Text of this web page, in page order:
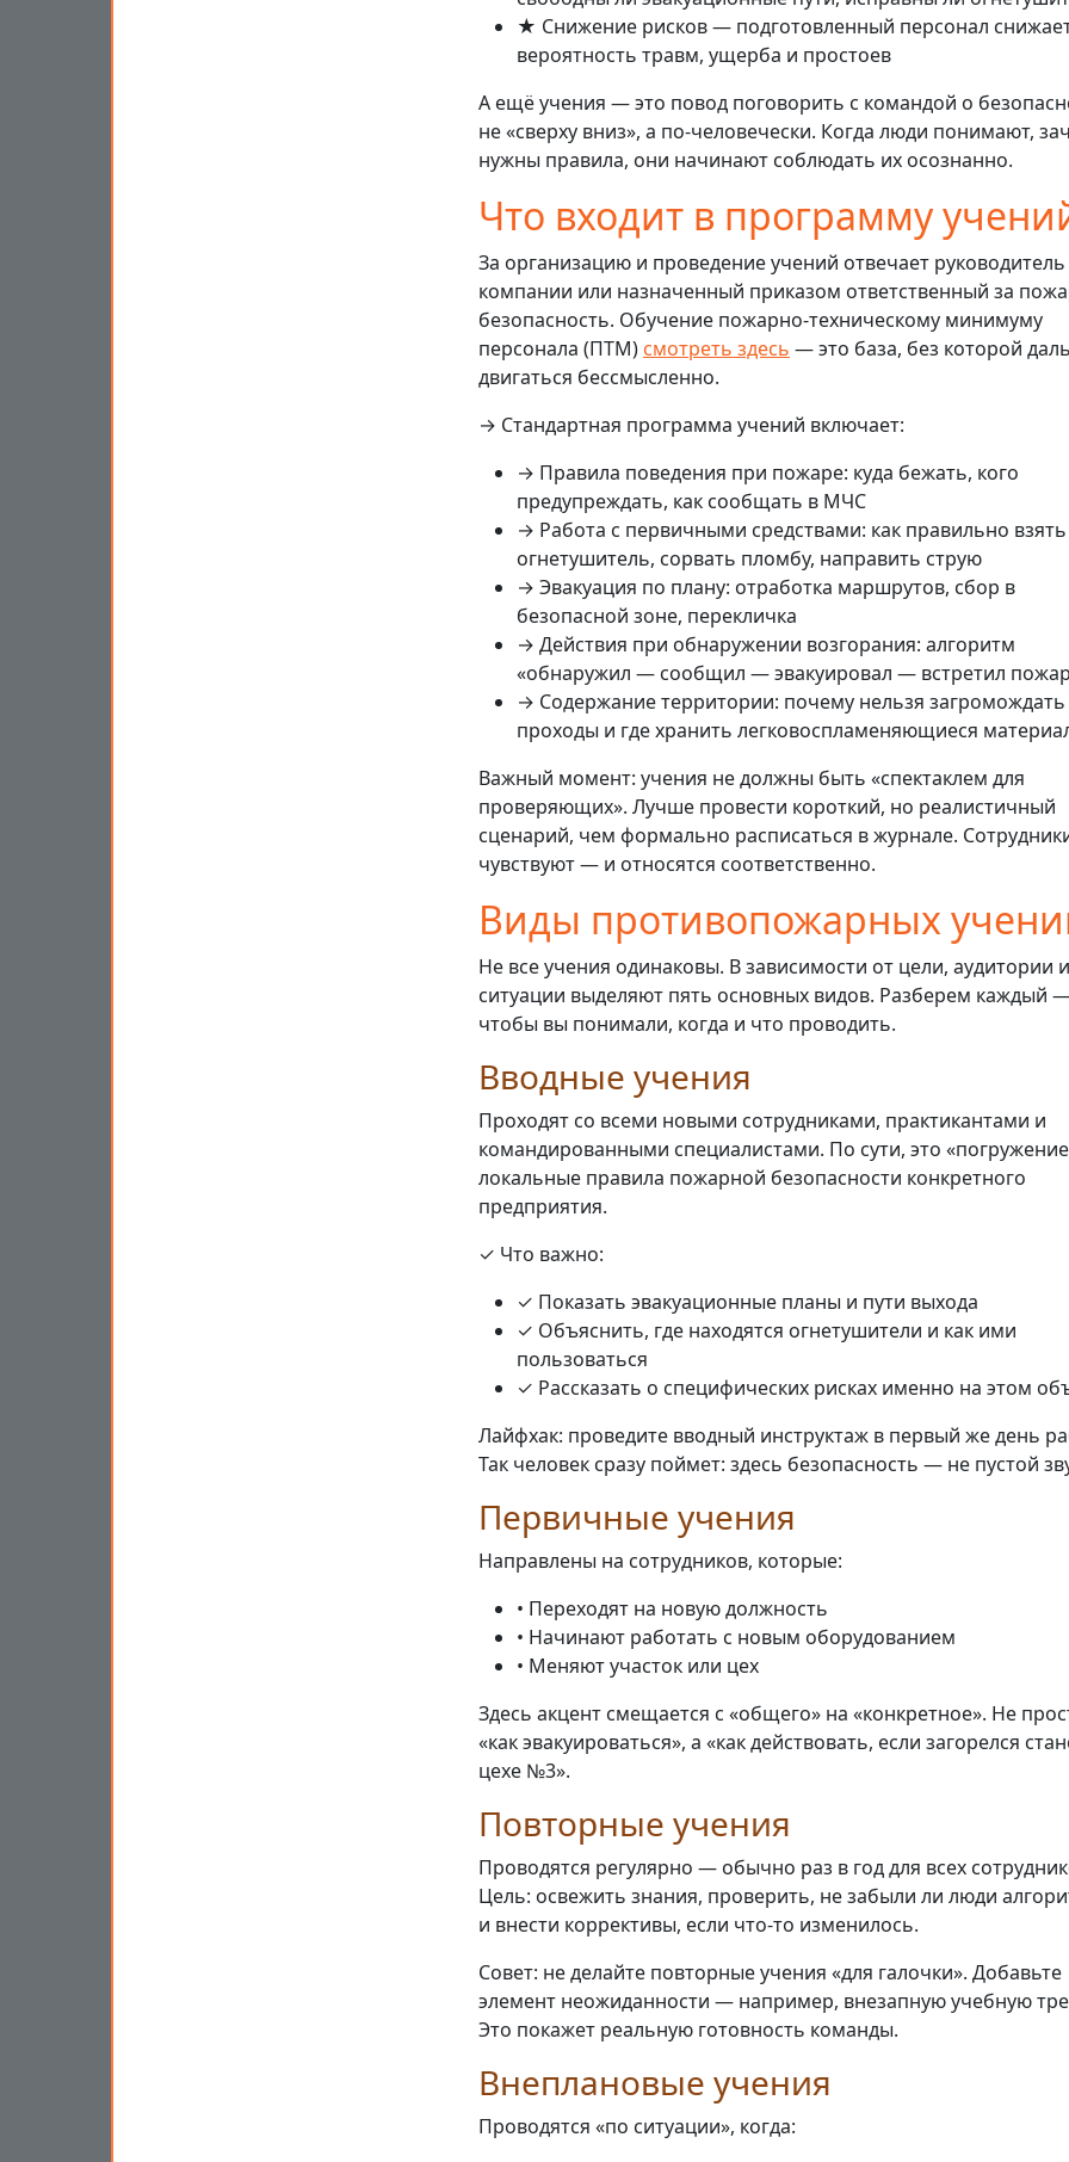
★ Снижение рисков — подготовленный персонал
вероятность травм, ущерба и простоев
А ещё учения — это повод поговорить с командой о
не «сверху вниз», а по-человечески. Когда люди понимают,
нужны правила, они начинают соблюдать их осознанно.
Что входит в программу
За организацию и проведение учений отвечает руководитель
компании или назначенный приказом ответственный за
безопасность. Обучение пожарно-техническому минимуму
персонала (ПТМ) смотреть здесь — это база, без которой
двигаться бессмысленно.
→ Стандартная программа учений включает:
→ Правила поведения при пожаре: куда бежать, кого
предупреждать, как сообщать в МЧС
→ Работа с первичными средствами: как правильно взять
огнетушитель, сорвать пломбу, направить струю
→ Эвакуация по плану: отработка маршрутов, сбор в
безопасной зоне, перекличка
→ Действия при обнаружении возгорания: алгоритм
«обнаружил — сообщил — эвакуировал — встретил
→ Содержание территории: почему нельзя загромождать
проходы и где хранить легковоспламеняющиеся
Важный момент: учения не должны быть «спектаклем для
проверяющих». Лучше провести короткий, но реалистичный
сценарий, чем формально расписаться в журнале.
чувствуют — и относятся соответственно.
Виды противопожарных
Не все учения одинаковы. В зависимости от цели, аудитории и
ситуации выделяют пять основных видов. Разберем каждый
чтобы вы понимали, когда и что проводить.
Вводные учения
Проходят со всеми новыми сотрудниками, практикантами и
командированными специалистами. По сути, это
локальные правила пожарной безопасности конкретного
предприятия.
✓ Что важно:
✓ Показать эвакуационные планы и пути выхода
✓ Объяснить, где находятся огнетушители и как ими
пользоваться
✓ Рассказать о специфических рисках именно на этом
Лайфхак: проведите вводный инструктаж в первый же день
Так человек сразу поймет: здесь безопасность — не пустой
Первичные учения
Направлены на сотрудников, которые:
• Переходят на новую должность
• Начинают работать с новым оборудованием
• Меняют участок или цех
Здесь акцент смещается с «общего» на «конкретное». Не
«как эвакуироваться», а «как действовать, если загорелся
цехе №3».
Повторные учения
Проводятся регулярно — обычно раз в год для всех
Цель: освежить знания, проверить, не забыли ли люди
и внести коррективы, если что-то изменилось.
Совет: не делайте повторные учения «для галочки». Добавьте
элемент неожиданности — например, внезапную учебную
Это покажет реальную готовность команды.
Внеплановые учения
Проводятся «по ситуации», когда: